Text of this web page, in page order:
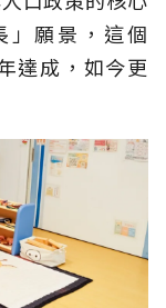
」願景，這個
達成，如今更